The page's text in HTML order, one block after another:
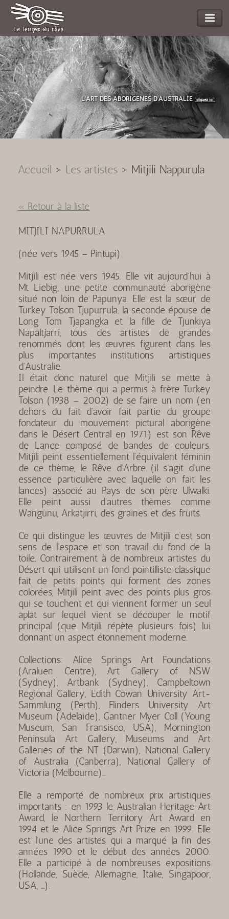
L'ART DES ABORIGENES D'AUSTRALIE"cliquez ici"
Accueil > Les artistes > Mitjili Nappurula
« Retour à la liste
MITJILI NAPURRULA
(née vers 1945 – Pintupi)
Mitjili est née vers 1945. Elle vit aujourd’hui à
Mt Liebig, une petite communauté aborigène
situé non loin de Papunya. Elle est la sœur de
Turkey Tolson Tjupurrula, la seconde épouse de
Long Tom Tjapangka et la fille de Tjunkiya
Napaltjarri, tous des artistes de grandes
renommés dont les œuvres figurent dans les
plus importantes institutions artistiques
d’Australie.
Il était donc naturel que Mitjili se mette à
peindre. Le thème qui a permis à frère Turkey
Tolson (1938 – 2002) de se faire un nom (en
dehors du fait d’avoir fait partie du groupe
fondateur du mouvement pictural aborigène
dans le Désert Central en 1971) est son Rêve
de Lance composé de bandes de couleurs.
Mitjili peint essentiellement l’équivalent féminin
de ce thème, le Rêve d’Arbre (il s’agit d’une
essence particulière avec laquelle on fait les
lances) associé au Pays de son père Ulwalki.
Elle peint aussi d’autres thèmes comme
Wangunu, Arkatjirri, des graines et des fruits.
Ce qui distingue les œuvres de Mitjili c’est son
sens de l’espace et son travail du fond de la
toile. Contrairement à de nombreux artistes du
Désert qui utilisent un fond pointilliste classique
fait de petits points qui forment des zones
colorées, Mitjili peint avec des points plus gros
qui se touchent et qui viennent former un seul
aplat sur lequel vient se découper le motif
principal (que Mitjili répète plusieurs fois) lui
donnant un aspect étonnement moderne.
Collections: Alice Springs Art Foundations
(Araluen Centre), Art Gallery of NSW
(Sydney), Artbank (Sydney), Campbeltown
Regional Gallery, Edith Cowan University Art-
Sammlung (Perth), Flinders University Art
Museum (Adelaide), Gantner Myer Coll (Young
Museum, San Fransisco, USA), Mornington
Peninsula Art Gallery, Museums and Art
Galleries of the NT (Darwin), National Gallery
of Australia (Canberra), National Gallery of
Victoria (Melbourne)…
Elle a remporté de nombreux prix artistiques
importants : en 1993 le Australian Heritage Art
Award, le Northern Territory Art Award en
1994 et le Alice Springs Art Prize en 1999. Elle
est l’une des artistes qui a marqué la fin des
années 1990 et le début des années 2000.
Elle a participé à de nombreuses expositions
(Hollande, Suède, Allemagne, Italie, Singapoor,
USA, …).